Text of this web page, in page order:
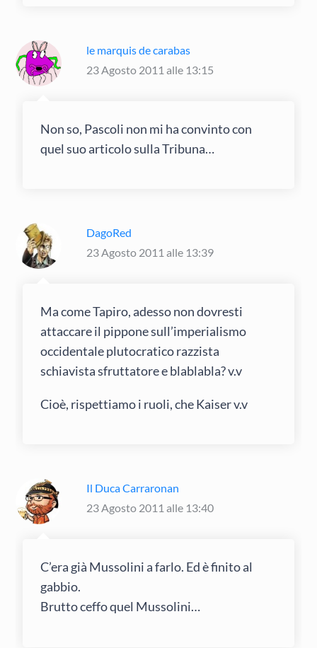
le marquis de carabas
23 Agosto 2011 alle 13:15
Non so, Pascoli non mi ha convinto con
quel suo articolo sulla Tribuna…
DagoRed
23 Agosto 2011 alle 13:39
Ma come Tapiro, adesso non dovresti
attaccare il pippone sull’imperialismo
occidentale plutocratico razzista
schiavista sfruttatore e blablabla? v.v
Cioè, rispettiamo i ruoli, che Kaiser v.v
Il Duca Carraronan
23 Agosto 2011 alle 13:40
C’era già Mussolini a farlo. Ed è finito al
gabbio.
Brutto ceffo quel Mussolini…